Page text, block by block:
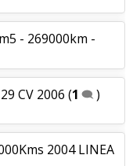
- 269000km -
CV 2006 (1 )
2004 LINEA